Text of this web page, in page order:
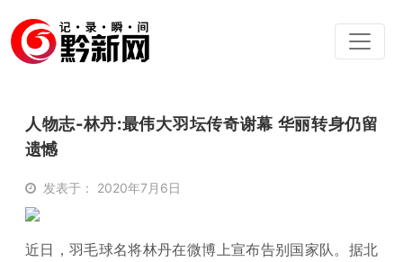
人物志-林丹:最伟大羽坛传奇谢幕 华丽转身仍留
遗憾
发表于： 2020年7月6日
近日，羽毛球名将林丹在微博上宣布告别国家队。据北